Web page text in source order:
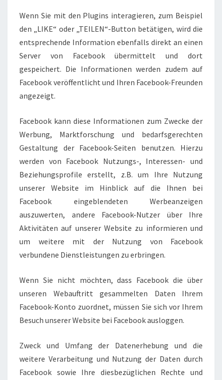
Wenn Sie mit den Plugins interagieren, zum Beispiel
den „LIKE“ oder „TEILEN“-Button betätigen, wird die
entsprechende Information ebenfalls direkt an einen
Server von Facebook übermittelt und dort
gespeichert. Die Informationen werden zudem auf
Facebook veröffentlicht und Ihren Facebook-Freunden
angezeigt.
Facebook kann diese Informationen zum Zwecke der
Werbung, Marktforschung und bedarfsgerechten
Gestaltung der Facebook-Seiten benutzen. Hierzu
werden von Facebook Nutzungs-, Interessen- und
Beziehungsprofile erstellt, z.B. um Ihre Nutzung
unserer Website im Hinblick auf die Ihnen bei
Facebook eingeblendeten Werbeanzeigen
auszuwerten, andere Facebook-Nutzer über Ihre
Aktivitäten auf unserer Website zu informieren und
um weitere mit der Nutzung von Facebook
verbundene Dienstleistungen zu erbringen.
Wenn Sie nicht möchten, dass Facebook die über
unseren Webauftritt gesammelten Daten Ihrem
Facebook-Konto zuordnet, müssen Sie sich vor Ihrem
Besuch unserer Website bei Facebook ausloggen.
Zweck und Umfang der Datenerhebung und die
weitere Verarbeitung und Nutzung der Daten durch
Facebook sowie Ihre diesbezüglichen Rechte und